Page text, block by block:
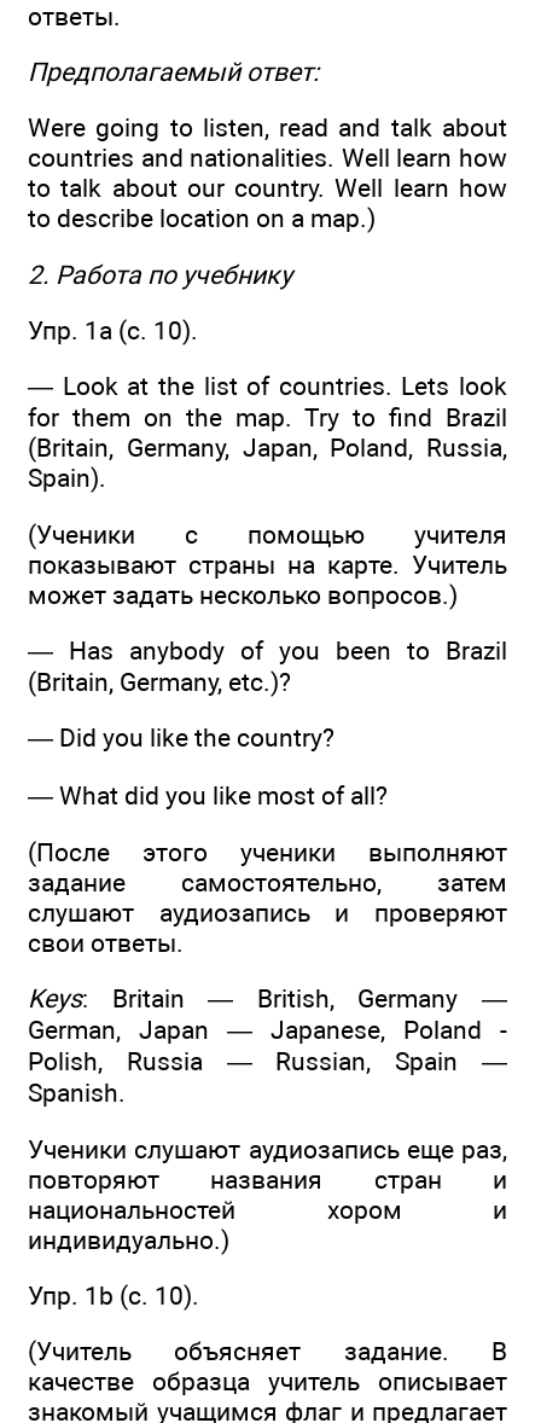
ответы.
Предполагаемый ответ:
Were going to listen, read and talk about
countries and nationalities. Well learn how
to talk about our country. Well learn how
to describe location on a map.)
2. Работа по учебнику
Упр. 1a (c. 10).
— Look at the list of countries. Lets look
for them on the map. Try to find Brazil
(Britain, Germany, Japan, Poland, Russia,
Spain).
(Ученики с помощью учителя
показывают страны на карте. Учитель
может задать несколько вопросов.)
— Has anybody of you been to Brazil
(Britain, Germany, etc.)?
— Did you like the country?
— What did you like most of all?
(После этого ученики выполняют
задание самостоятельно, затем
слушают аудиозапись и проверяют
свои ответы.
Keys: Britain — British, Germany —
German, Japan — Japanese, Poland -
Polish, Russia — Russian, Spain —
Spanish.
Ученики слушают аудиозапись еще раз,
повторяют названия стран и
национальностей хором и
индивидуально.)
Упр. 1b (с. 10).
(Учитель объясняет задание. В
качестве образца учитель описывает
знакомый учащимся флаг и предлагает